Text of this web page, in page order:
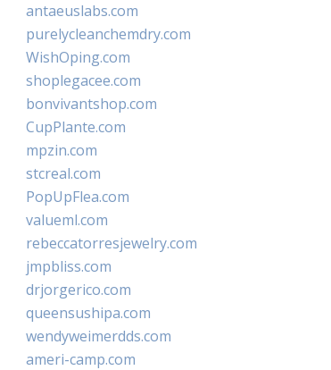
antaeuslabs.com
purelycleanchemdry.com
WishOping.com
shoplegacee.com
bonvivantshop.com
CupPlante.com
mpzin.com
stcreal.com
PopUpFlea.com
valueml.com
rebeccatorresjewelry.com
jmpbliss.com
drjorgerico.com
queensushipa.com
wendyweimerdds.com
ameri-camp.com